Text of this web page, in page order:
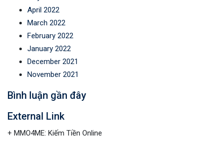
April 2022
March 2022
February 2022
January 2022
December 2021
November 2021
Bình luận gần đây
External Link
+ MMO4ME: Kiếm Tiền Online